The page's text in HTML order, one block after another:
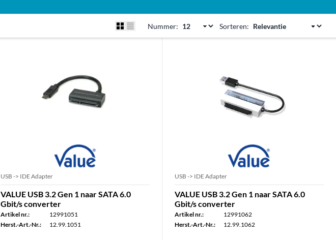
Nummer: Sorteren:
USB -> IDE Adapter
VALUE USB 3.2 Gen 1 naar SATA 6.0
Gbit/s converter
Artikel nr.:
12991051
Herst.-Art.-Nr.:
12.99.1051
USB -> IDE Adapter
VALUE USB 3.2 Gen 1 naar SATA 6.0
Gbit/s converter
Artikel nr.:
12991062
Herst.-Art.-Nr.:
12.99.1062